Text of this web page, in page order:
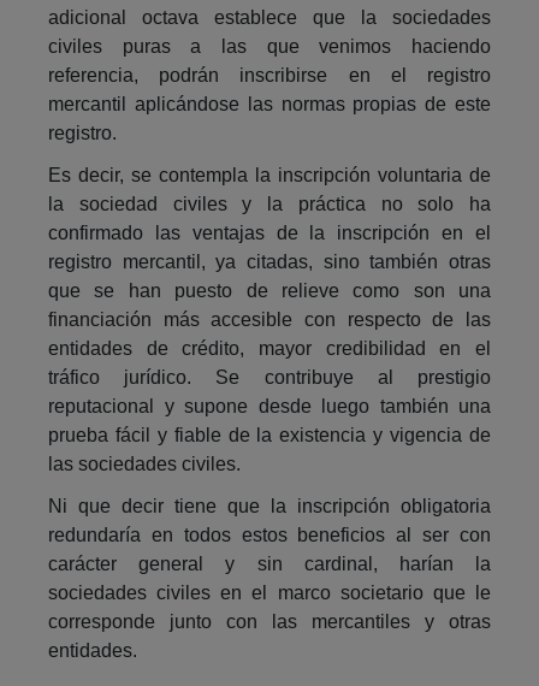
adicional octava establece que la sociedades
civiles puras a las que venimos haciendo
referencia, podrán inscribirse en el registro
mercantil aplicándose las normas propias de este
registro.
Es decir, se contempla la inscripción voluntaria de
la sociedad civiles y la práctica no solo ha
confirmado las ventajas de la inscripción en el
registro mercantil, ya citadas, sino también otras
que se han puesto de relieve como son una
financiación más accesible con respecto de las
entidades de crédito, mayor credibilidad en el
tráfico jurídico. Se contribuye al prestigio
reputacional y supone desde luego también una
prueba fácil y fiable de la existencia y vigencia de
las sociedades civiles.
Ni que decir tiene que la inscripción obligatoria
redundaría en todos estos beneficios al ser con
carácter general y sin cardinal, harían la
sociedades civiles en el marco societario que le
corresponde junto con las mercantiles y otras
entidades.